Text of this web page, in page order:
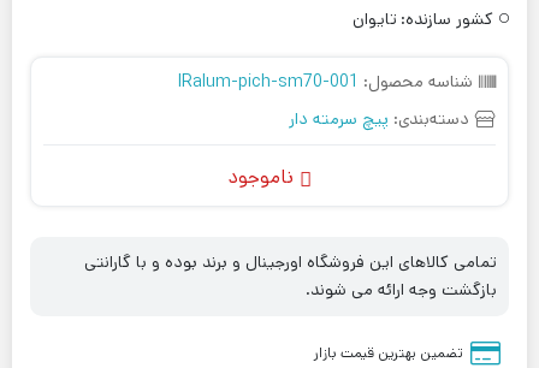
کشور سازنده: تایوان
شناسه محصول: IRalum-pich-sm70-001
دسته‌بندی: پیچ سرمته دار
ناموجود
تمامی کالاهای این فروشگاه اورجینال و برند بوده و با گارانتی
بازگشت وجه ارائه می شوند.
تضمین بهترین قیمت بازار